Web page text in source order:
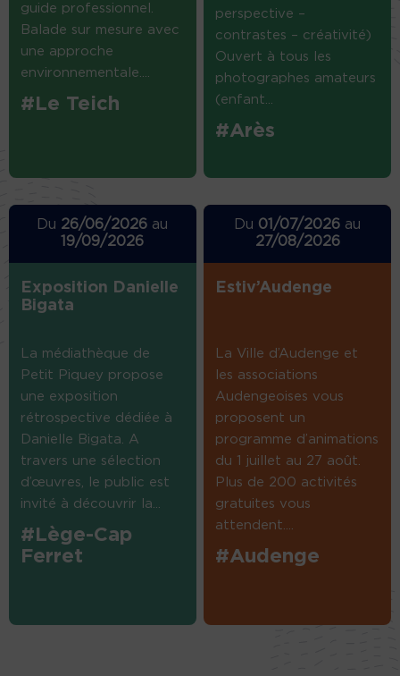
guide professionnel.
Balade sur mesure avec
une approche
environnementale....
#Le Teich
perspective –
contrastes – créativité)
Ouvert à tous les
photographes amateurs
(enfant...
#Arès
Du 26/06/2026 au
19/09/2026
Exposition Danielle
Bigata
La médiathèque de
Petit Piquey propose
une exposition
rétrospective dédiée à
Danielle Bigata. A
travers une sélection
d’œuvres, le public est
invité à découvrir la...
#Lège-Cap
Ferret
Du 01/07/2026 au
27/08/2026
Estiv’Audenge
La Ville d’Audenge et
les associations
Audengeoises vous
proposent un
programme d’animations
du 1 juillet au 27 août.
Plus de 200 activités
gratuites vous
attendent....
#Audenge